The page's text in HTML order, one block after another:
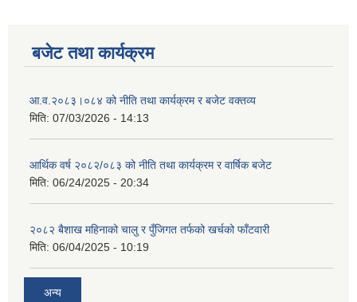
बजेट तथा कार्यक्रम
आ.व.२०८३।०८४ को नीति तथा कार्यक्रम र बजेट वक्तव्य
मिति: 07/03/2026 - 14:13
आर्थिक वर्ष २०८२/०८३ को नीति तथा कार्यक्रम र वार्षिक बजेट
मिति: 06/24/2025 - 20:34
२०८२ बैशाख महिनाको चालु र पुँजिगत तर्फको खर्चको फाँटवारी
मिति: 06/04/2025 - 10:19
अन्य